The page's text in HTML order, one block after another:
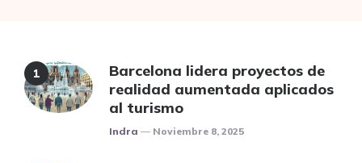
Barcelona lidera proyectos de
realidad aumentada aplicados
al turismo
Posted
Indra Noviembre 8, 2025